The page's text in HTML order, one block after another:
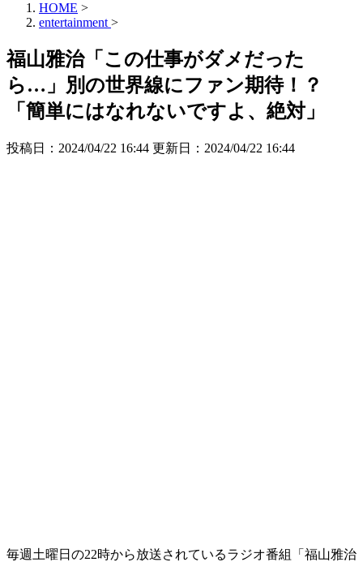
HOME >
entertainment >
福山雅治「この仕事がダメだった
ら…」別の世界線にファン期待！？
「簡単にはなれないですよ、絶対」
投稿日：2024/04/22 16:44 更新日： 2024/04/22 16:44
毎週土曜日の22時から放送されているラジオ番組「福山雅治